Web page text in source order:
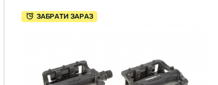
ЗАБРАТИ ЗАРАЗ